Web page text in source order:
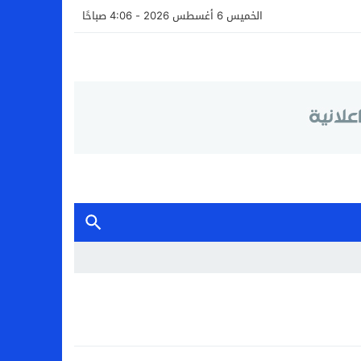
الخميس 6 أغسطس 2026 - 4:06 صباحًا